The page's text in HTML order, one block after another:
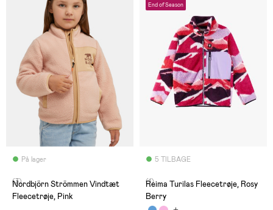
På lager
(3)
Nordbjörn Strömmen Vindtæt
Fleecetrøje, Pink
End of Season
5 TILBAGE
(1)
Reima Turilas Fleecetrøje, Rosy
Berry